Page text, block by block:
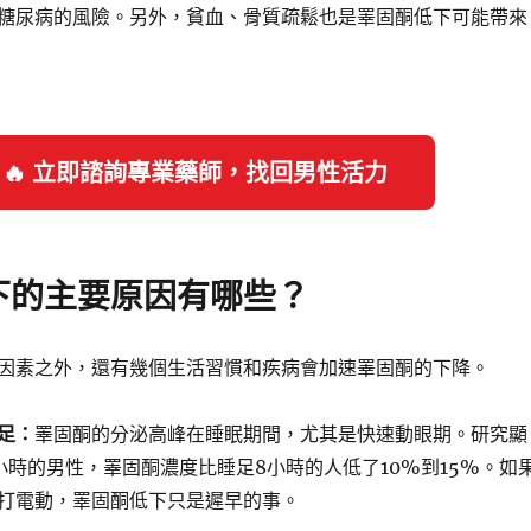
尿病的風險。另外，貧血、骨質疏鬆也是睪固酮低下可能帶來
🔥 立即諮詢專業藥師，找回男性活力
主要原因有哪些？
素之外，還有幾個生活習慣和疾病會加速睪固酮的下降。
： 睪固酮的分泌高峰在睡眠期間，尤其是快速動眼期。研究顯
時的男性，睪固酮濃度比睡足8小時的人低了10%到15%。如
電動，睪固酮低下只是遲早的事。